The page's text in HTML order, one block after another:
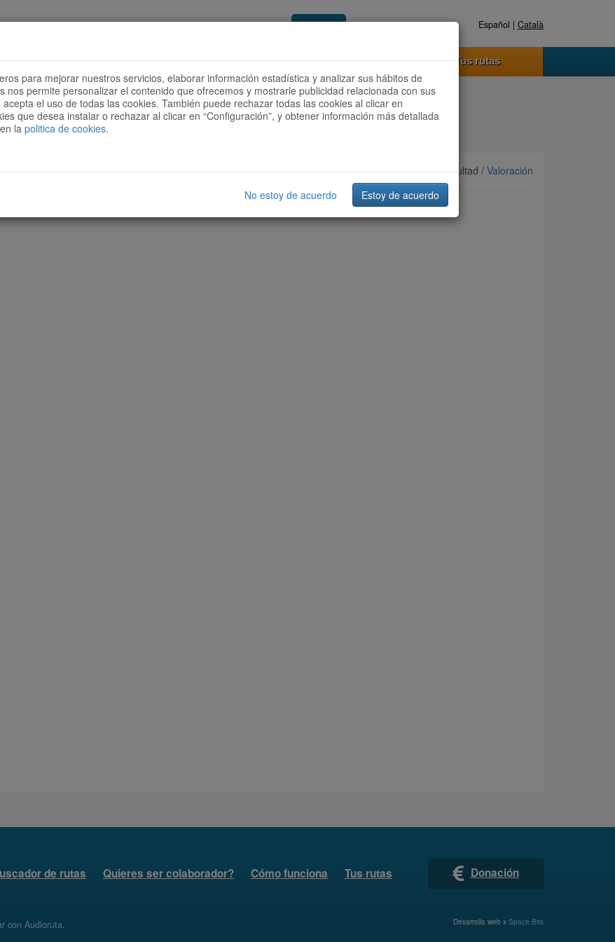
Acceder Registrate ahora Español | Català
rutas Quieres ser colaborador? Cómo funciona Tus rutas
Ordenar por:Más recientes/ Dificultad / Valoración
de rutas Quieres ser colaborador? Cómo funciona Tus rutas Donación
con Audioruta. Desarrollo web x Space Bits
para mejorar nuestros servicios, elaborar información estadística y analizar sus hábitos de
nos permite personalizar el contenido que ofrecemos y mostrarle publicidad relacionada con sus
acepta el uso de todas las cookies. También puede rechazar todas las cookies al clicar en
que desea instalar o rechazar al clicar en “Configuración”, y obtener información más detallada
lapolitica de cookies.
No estoy de acuerdo Estoy de acuerdo